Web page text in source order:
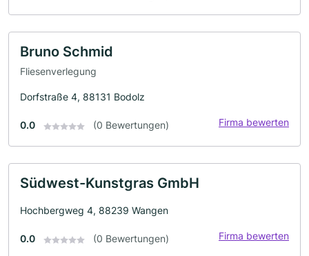
Bruno Schmid
Fliesenverlegung
Dorfstraße 4, 88131 Bodolz
0.0 (0 Bewertungen) Firma bewerten
Südwest-Kunstgras GmbH
Hochbergweg 4, 88239 Wangen
0.0 (0 Bewertungen) Firma bewerten